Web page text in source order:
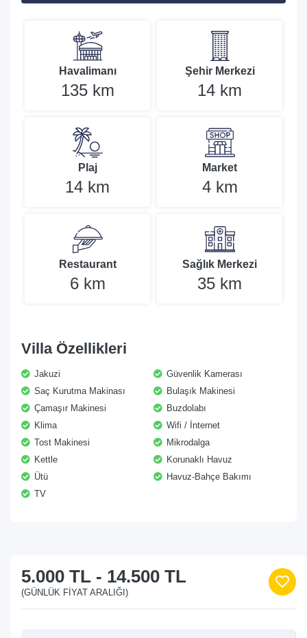
Havalimanı
135 km
Şehir Merkezi
14 km
Plaj
14 km
Market
4 km
Restaurant
6 km
Sağlık Merkezi
35 km
Villa Özellikleri
Jakuzi
Güvenlik Kamerası
Saç Kurutma Makinası
Bulaşık Makinesi
Çamaşır Makinesi
Buzdolabı
Klima
Wifi / İnternet
Tost Makinesi
Mikrodalga
Kettle
Korunaklı Havuz
Ütü
Havuz-Bahçe Bakımı
TV
5.000 TL - 14.500 TL
(GÜNLÜK FIYAT ARALIĞI)